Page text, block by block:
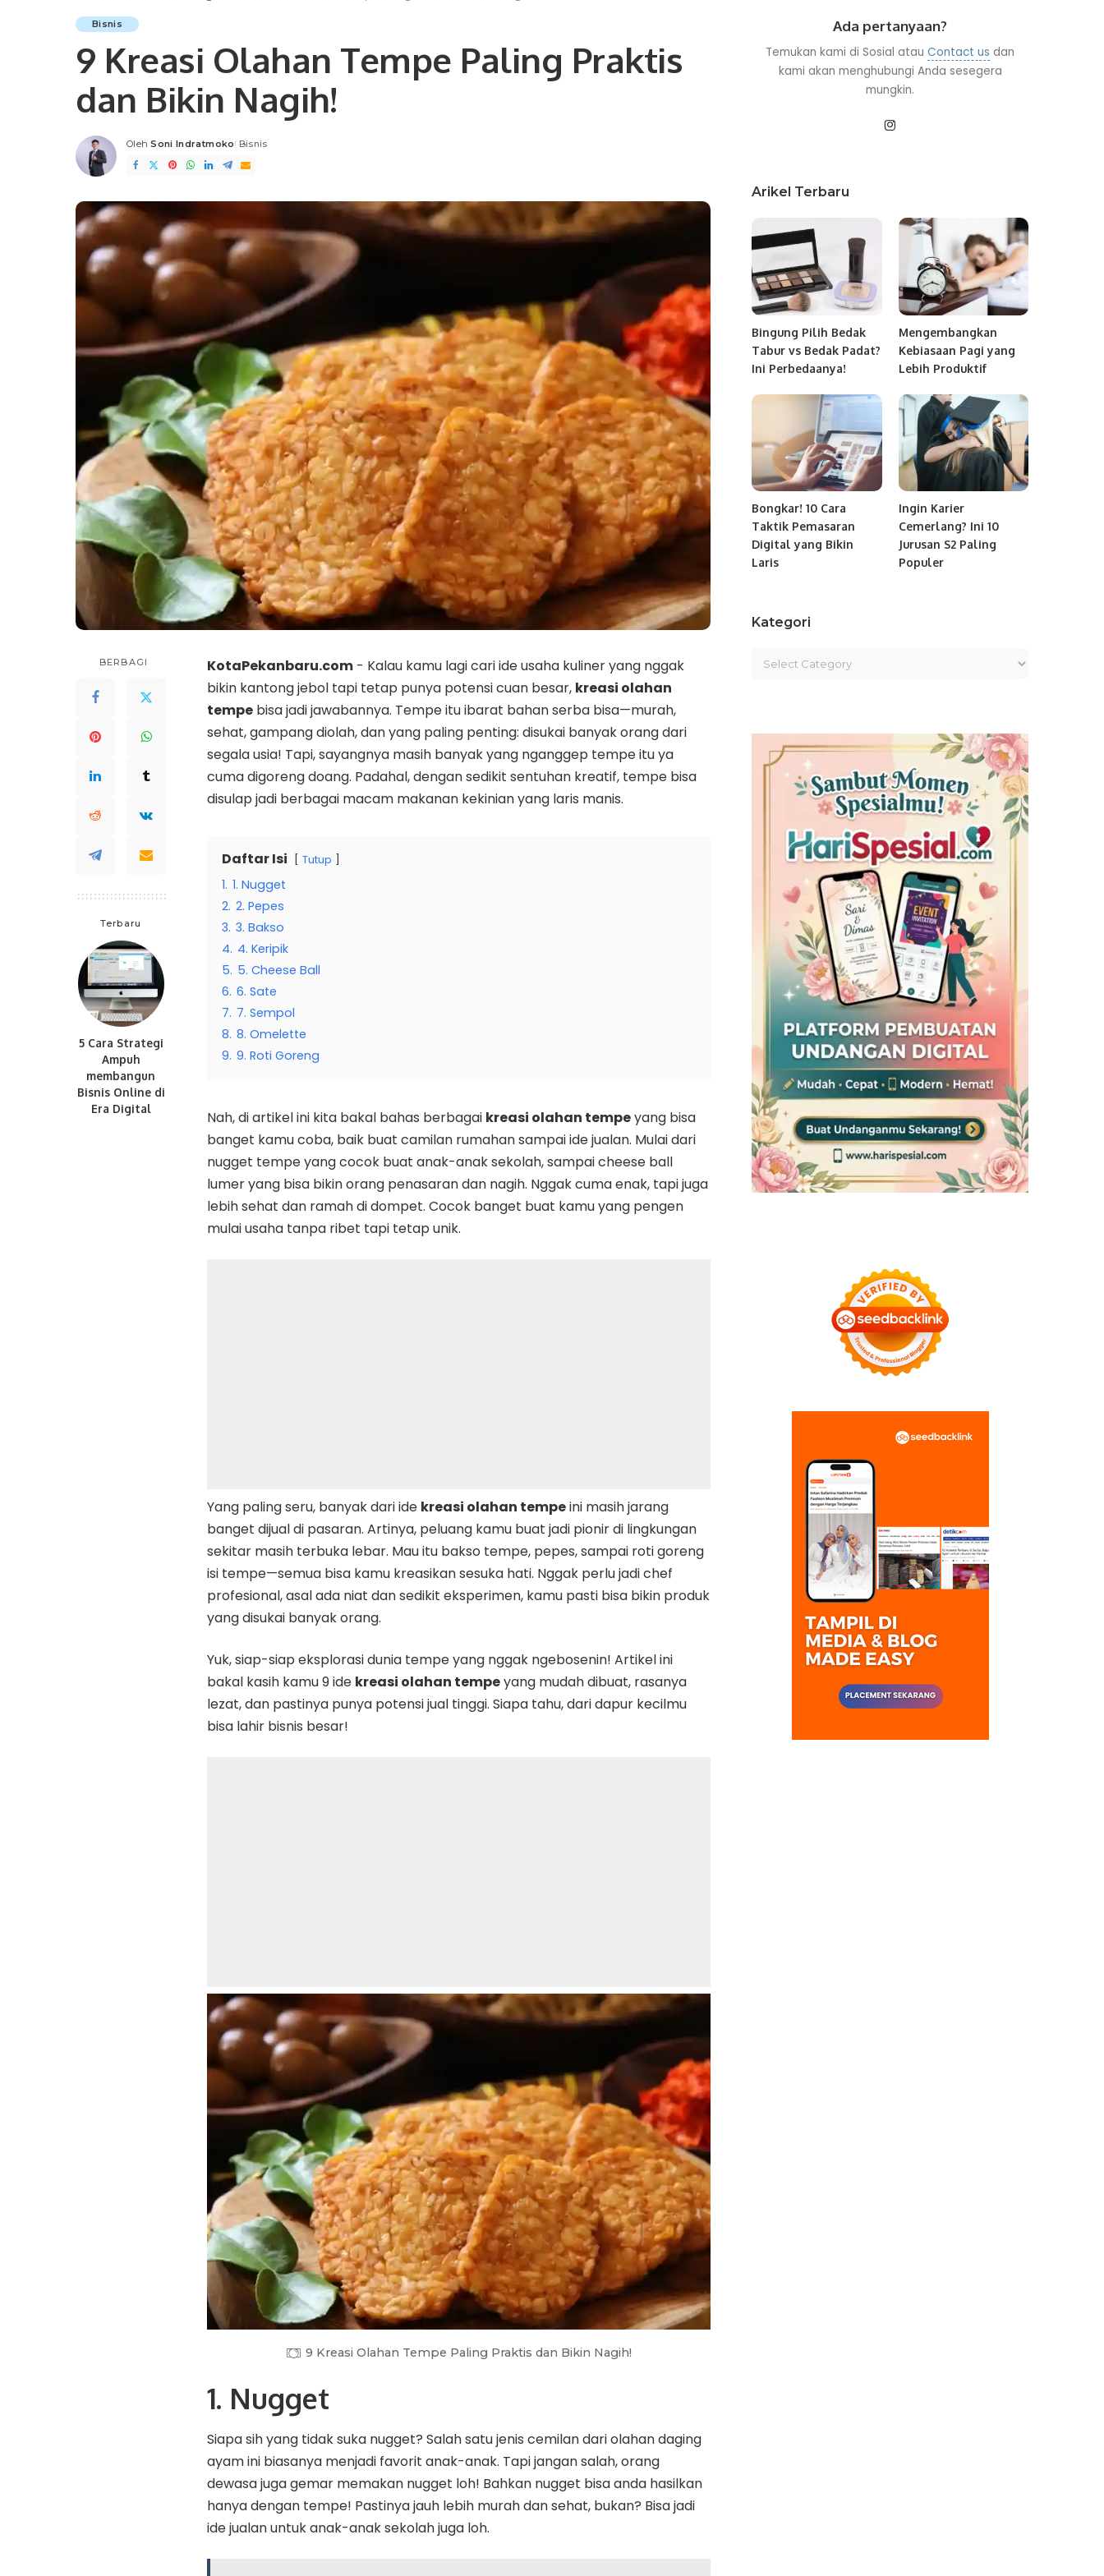
Bisnis
9 Kreasi Olahan Tempe Paling Praktis
dan Bikin Nagih!
Posted
by
Oleh Soni Indratmoko Bisnis
BERBAGI
Terbaru
5 Cara Strategi
Ampuh
membangun
Bisnis Online di
Era Digital
KotaPekanbaru.com - Kalau kamu lagi cari ide usaha kuliner yang nggak
bikin kantong jebol tapi tetap punya potensi cuan besar, kreasi olahan
tempe bisa jadi jawabannya. Tempe itu ibarat bahan serba bisa—murah,
sehat, gampang diolah, dan yang paling penting: disukai banyak orang dari
segala usia! Tapi, sayangnya masih banyak yang nganggep tempe itu ya
cuma digoreng doang. Padahal, dengan sedikit sentuhan kreatif, tempe bisa
disulap jadi berbagai macam makanan kekinian yang laris manis.
Daftar Isi Tutup
1. 1. Nugget
2. 2. Pepes
3. 3. Bakso
4. 4. Keripik
5. 5. Cheese Ball
6. 6. Sate
7. 7. Sempol
8. 8. Omelette
9. 9. Roti Goreng
Nah, di artikel ini kita bakal bahas berbagai kreasi olahan tempeyang bisa
banget kamu coba, baik buat camilan rumahan sampai ide jualan. Mulai dari
nugget tempe yang cocok buat anak-anak sekolah, sampai cheese ball
lumer yang bisa bikin orang penasaran dan nagih. Nggak cuma enak, tapi juga
lebih sehat dan ramah di dompet. Cocok banget buat kamu yang pengen
mulai usaha tanpa ribet tapi tetap unik.
Yang paling seru, banyak dari ide kreasi olahan tempeini masih jarang
banget dijual di pasaran. Artinya, peluang kamu buat jadi pionir di lingkungan
sekitar masih terbuka lebar. Mau itu bakso tempe, pepes, sampai roti goreng
isi tempe—semua bisa kamu kreasikan sesuka hati. Nggak perlu jadi chef
profesional, asal ada niat dan sedikit eksperimen, kamu pasti bisa bikin produk
yang disukai banyak orang.
Yuk, siap-siap eksplorasi dunia tempe yang nggak ngebosenin! Artikel ini
bakal kasih kamu 9 ide kreasi olahan tempeyang mudah dibuat, rasanya
lezat, dan pastinya punya potensi jual tinggi. Siapa tahu, dari dapur kecilmu
bisa lahir bisnis besar!
9 Kreasi Olahan Tempe Paling Praktis dan Bikin Nagih!
1. Nugget
Siapa sih yang tidak suka nugget? Salah satu jenis cemilan dari olahan daging
ayam ini biasanya menjadi favorit anak-anak. Tapi jangan salah, orang
dewasa juga gemar memakan nugget loh! Bahkan nugget bisa anda hasilkan
hanya dengan tempe! Pastinya jauh lebih murah dan sehat, bukan? Bisa jadi
ide jualan untuk anak-anak sekolah juga loh.
Ada pertanyaan?
Temukan kami di Sosial atauContact us dan
kami akan menghubungi Anda sesegera
mungkin.
Arikel Terbaru
Bingung Pilih Bedak
Tabur vs Bedak Padat?
Ini Perbedaanya!
Mengembangkan
Kebiasaan Pagi yang
Lebih Produktif
Bongkar! 10 Cara
Taktik Pemasaran
Digital yang Bikin
Laris
Ingin Karier
Cemerlang? Ini 10
Jurusan S2 Paling
Populer
Kategori